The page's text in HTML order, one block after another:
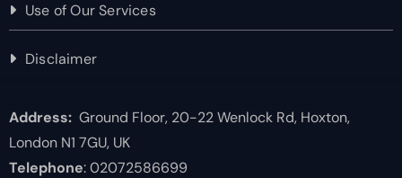
Use of Our Services
Disclaimer
Address:Ground Floor, 20-22 Wenlock Rd, Hoxton,
London N1 7GU, UK
Telephone: 02072586699